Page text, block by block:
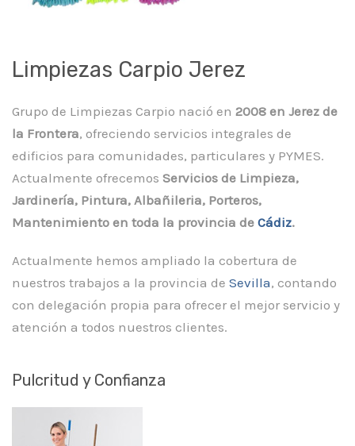
Limpiezas Carpio Jerez
Grupo de Limpiezas Carpio nació en 2008 en Jerez de
la Frontera, ofreciendo servicios integrales de
edificios para comunidades, particulares y PYMES.
Actualmente ofrecemos Servicios de Limpieza,
Jardinería, Pintura, Albañileria, Porteros,
Mantenimiento en toda la provincia de Cádiz.
Actualmente hemos ampliado la cobertura de
nuestros trabajos a la provincia de Sevilla, contando
con delegación propia para ofrecer el mejor servicio y
atención a todos nuestros clientes.
Pulcritud y Confianza